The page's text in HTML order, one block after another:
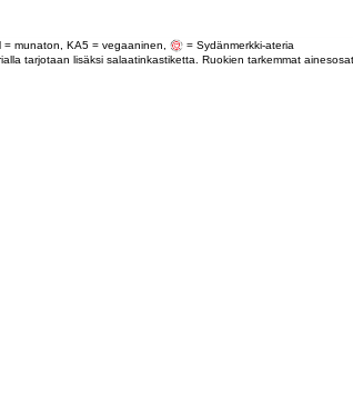
munaton, KA5 = vegaaninen,
= Sydänmerkki-ateria
tarjotaan lisäksi salaatinkastiketta. Ruokien tarkemmat